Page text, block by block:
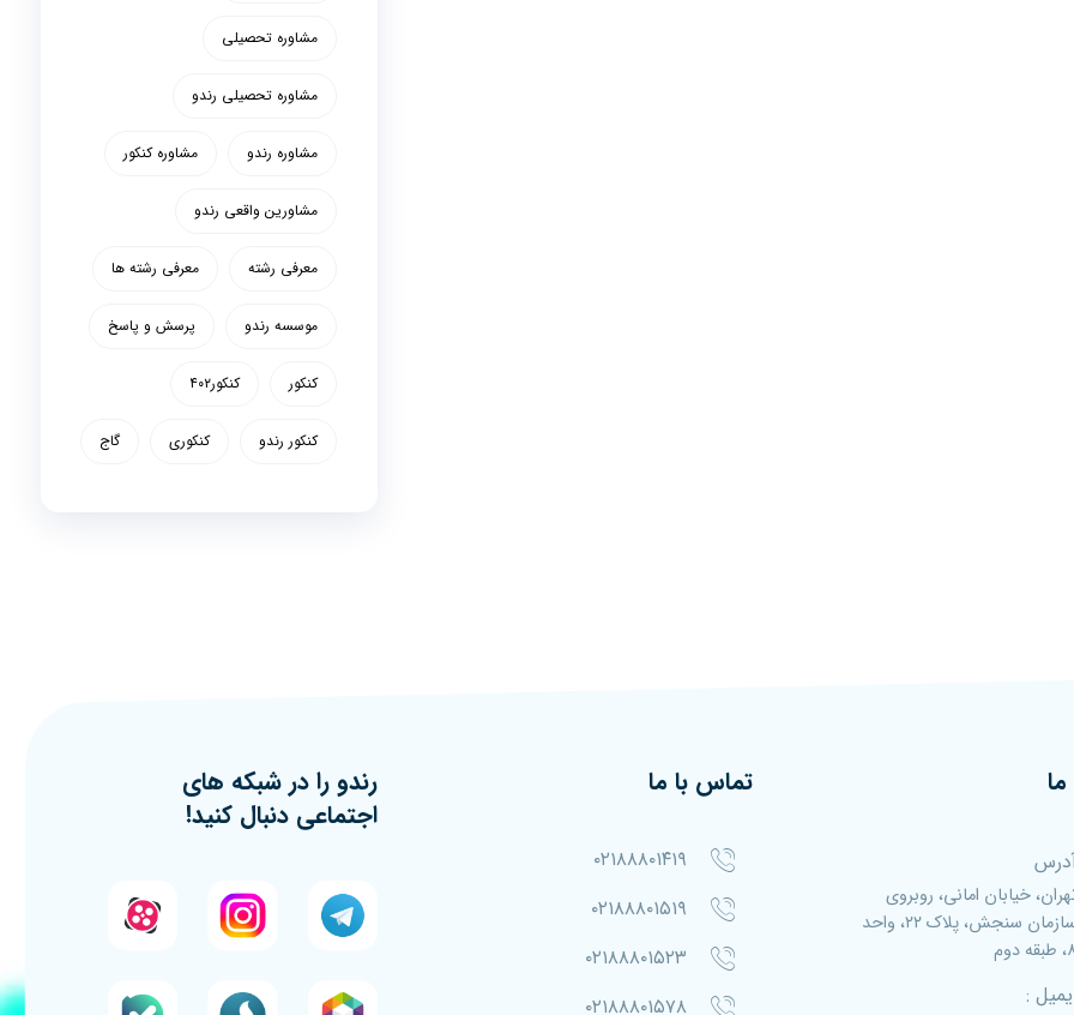
مشاوره تحصیلی
مشاوره تحصیلی رندو
مشاوره رندو مشاوره کنکور
مشاورین واقعی رندو
معرفی رشته معرفی رشته ها
موسسه رندو پرسش و پاسخ
کنکور کنکور۴۰۲
کنکور رندو کنکوری گاج
ما
خیابان امانی، روبروی
سازمان سنجش، پلاک ۲۲، واحد
دوم
:
تماس با ما
۰۲۱۸۸۸۰۱۴۱۹
۰۲۱۸۸۸۰۱۵۱۹
۰۲۱۸۸۸۰۱۵۲۳
۰۲۱۸۸۸۰۱۵۷۸
رندو را در شبکه های
اجتماعی دنبال کنید!